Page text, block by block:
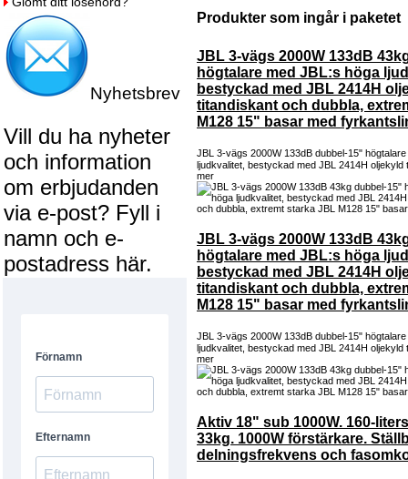
Nyhetsbrev
Vill du ha nyheter
och information
om erbjudanden
via e-post? Fyll i
namn och e-
postadress här.
Produkter som ingår i paketet
JBL 3-vägs 2000W 133dB
högtalare med JBL:s höga
bestyckad med JBL 2414H
titandiskant och dubbla,
M128 15" basar med
JBL 3-vägs 2000W 133dB dubbel-15"
ljudkvalitet, bestyckad med JBL 2414H
mer
JBL 3-vägs 2000W 133dB
högtalare med JBL:s höga
bestyckad med JBL 2414H
titandiskant och dubbla,
M128 15" basar med
JBL 3-vägs 2000W 133dB dubbel-15"
ljudkvalitet, bestyckad med JBL 2414H
mer
Aktiv 18" sub 1000W. 160-
33kg. 1000W förstärkare.
delningsfrekvens och